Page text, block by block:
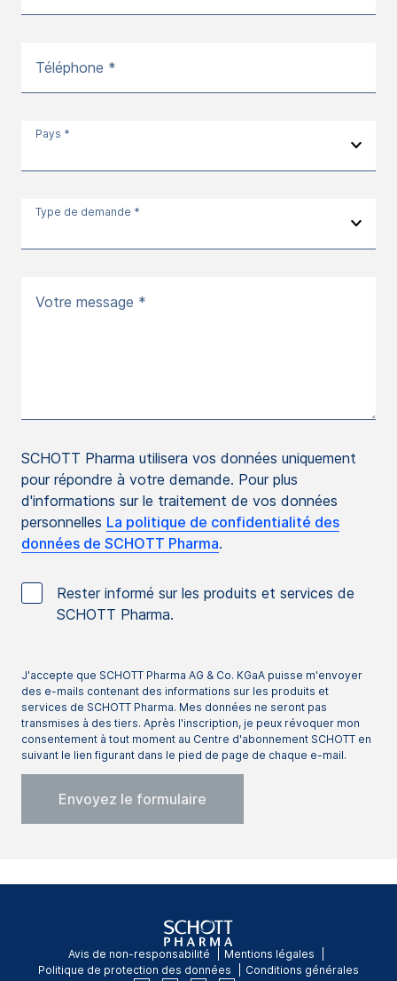
Téléphone *
Pays *
Type de demande *
Votre message *
SCHOTT Pharma utilisera vos données uniquement
pour répondre à votre demande. Pour plus
d'informations sur le traitement de vos données
personnelles La politique de confidentialité des
données de SCHOTT Pharma.
Rester informé sur les produits et services de
SCHOTT Pharma.
J'accepte que SCHOTT Pharma AG & Co. KGaA puisse m'envoyer
des e-mails contenant des informations sur les produits et
services de SCHOTT Pharma. Mes données ne seront pas
transmises à des tiers. Après l'inscription, je peux révoquer mon
consentement à tout moment au Centre d'abonnement SCHOTT en
suivant le lien figurant dans le pied de page de chaque e-mail.
Avis de non-responsabilité
Mentions légales
Politique de protection des données
Conditions générales